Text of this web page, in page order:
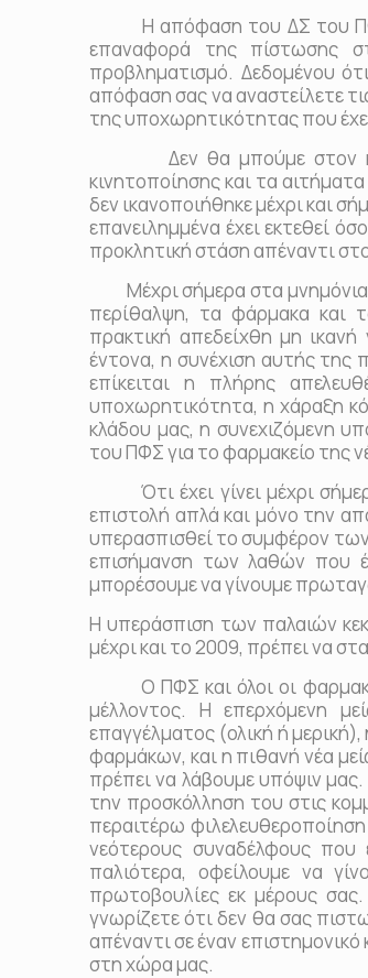
Η απόφαση του ΔΣ του ΠΦΣ,
επαναφορά της πίστωσης
προβληματισμό. Δεδομένου
απόφαση σας να αναστείλετε
της υποχωρητικότητας που
Δεν θα μπούμε στον κόπο
κινητοποίησης και τα
δεν ικανοποιήθηκε μέχρι και
επανειλημμένα έχει εκτεθεί
προκλητική στάση απέναντι
Μέχρι σήμερα στα μνημόνια
περίθαλψη, τα φάρμακα και
πρακτική απεδείχθη μη
έντονα, η συνέχιση αυτής της
επίκειται η πλήρης
υποχωρητικότητα, η χάραξη
κλάδου μας, η συνεχιζόμενη
του ΠΦΣ για το φαρμακείο της
Ότι έχει γίνει μέχρι
επιστολή απλά και μόνο την
υπερασπισθεί το συμφέρον
επισήμανση των λαθών που
μπορέσουμε να γίνουμε
Η υπεράσπιση των παλαιών
μέχρι και το 2009, πρέπει να
Ο ΠΦΣ και όλοι οι
μέλλοντος. Η επερχόμενη
επαγγέλματος (ολική ή μερική),
φαρμάκων, και η πιθανή νέα
πρέπει να λάβουμε υπόψιν
την προσκόλληση του στις
περαιτέρω
νεότερους συναδέλφους
παλιότερα, οφείλουμε να
πρωτοβουλίες εκ μέρους
γνωρίζετε ότι δεν θα σας
απέναντι σε έναν
στη χώρα μας.